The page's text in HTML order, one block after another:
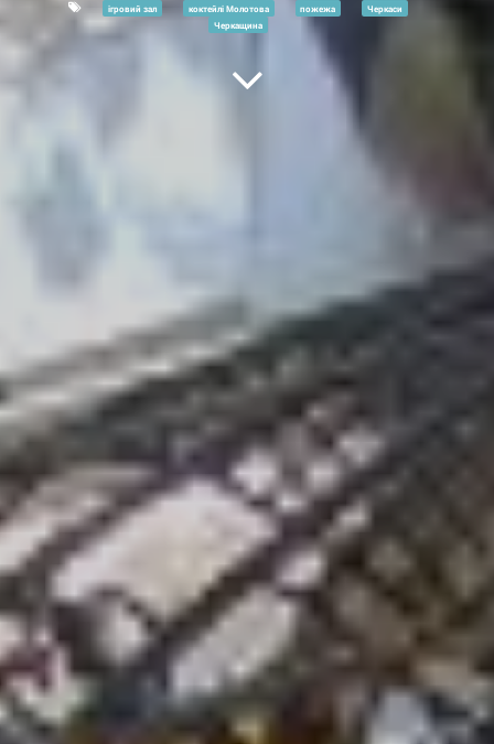
ігровий зал коктейлі Молотова пожежа
Черкаси
Черкащина